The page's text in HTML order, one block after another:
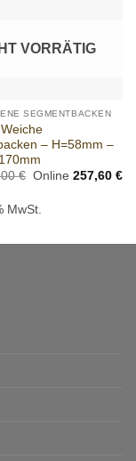
VORRÄTIG
SEGMENTBACKEN
– H=58mm –
€ Ursprünglicher
280,00 €
Online 257,60 €
MwSt.